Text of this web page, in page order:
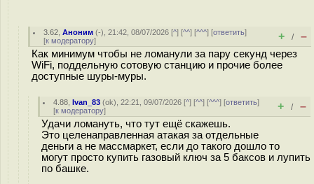
3.62 ,Аноним (-), 21:42, 08/07/2026 [^] [^^] [^^^] [ответить]
[к модератору] + / –
Как минимум чтобы не ломанули за пару секунд через
WiFi, поддельную сотовую станцию и прочие более
доступные шуры-муры.
4.88 ,Ivan_83 (ok), 22:21, 09/07/2026 [^] [^^] [^^^] [ответить]
[к модератору] + / –
Удачи ломануть, что тут ещё скажешь.
Это целенаправленная атакая за отдельные
деньги а не массмаркет, если до такого дошло то
могут просто купить газовый ключ за 5 баксов и лупить
по башке.